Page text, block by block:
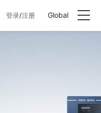
登录/注册 Global